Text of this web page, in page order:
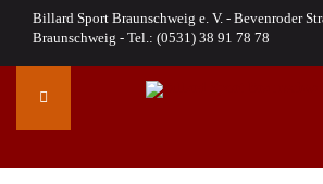
Billard Sport Braunschweig e. V. - Bevenroder
Braunschweig - Tel.: (0531) 38 91 78 78